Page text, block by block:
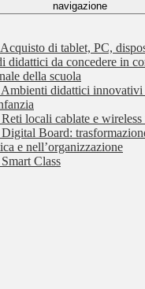
navigazione
di tablet, PC,
didattici da concedere in
della scuola
didattici innovativi
locali cablate e wireless
Board:
e nell’organizzazione
Class